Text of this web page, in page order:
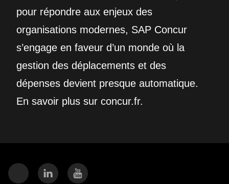
pour répondre aux enjeux des
organisations modernes, SAP Concur
s’engage en faveur d’un monde où la
gestion des déplacements et des
dépenses devient presque automatique.
En savoir plus sur concur.fr.